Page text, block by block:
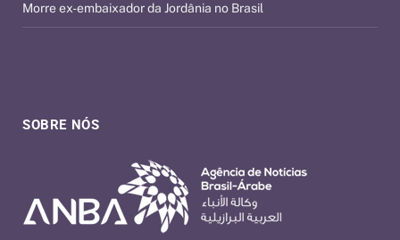
SOBRE NÓS
Morre ex-embaixador da Jordânia no Brasil